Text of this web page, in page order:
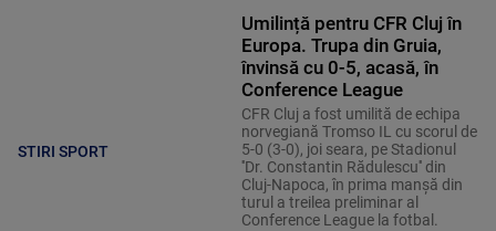
STIRI SPORT
Umilință pentru CFR Cluj în
Europa. Trupa din Gruia,
învinsă cu 0-5, acasă, în
Conference League
CFR Cluj a fost umilită de echipa
norvegiană Tromso IL cu scorul de
5-0 (3-0), joi seara, pe Stadionul
''Dr. Constantin Rădulescu'' din
Cluj-Napoca, în prima manşă din
turul a treilea preliminar al
Conference League la fotbal.